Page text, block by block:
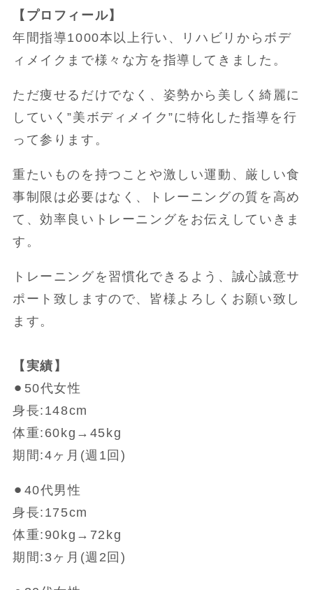
【プロフィール】
年間指導1000本以上行い、リハビリからボデ
ィメイクまで様々な方を指導してきました。
ただ痩せるだけでなく、姿勢から美しく綺麗に
していく”美ボディメイク”に特化した指導を行
って参ります。
重たいものを持つことや激しい運動、厳しい食
事制限は必要はなく、トレーニングの質を高め
て、効率良いトレーニングをお伝えしていきま
す。
トレーニングを習慣化できるよう、誠心誠意サ
ポート致しますので、皆様よろしくお願い致し
ます。
【実績】
⚫︎50代女性
身長:148cm
体重:60kg→45kg
期間:4ヶ月(週1回)
⚫︎40代男性
身長:175cm
体重:90kg→72kg
期間:3ヶ月(週2回)